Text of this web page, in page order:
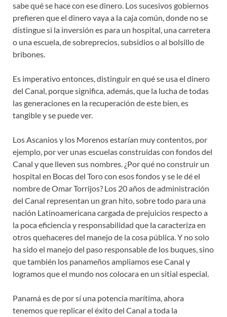
sabe qué se hace con ese dinero. Los sucesivos gobiernos
prefieren que el dinero vaya a la caja común, donde no se
distingue si la inversión es para un hospital, una carretera
o una escuela, de sobreprecios, subsidios o al bolsillo de
bribones.
Es imperativo entonces, distinguir en qué se usa el dinero
del Canal, porque significa, además, que la lucha de todas
las generaciones en la recuperación de este bien, es
tangible y se puede ver.
Los Ascanios y los Morenos estarían muy contentos, por
ejemplo, por ver unas escuelas construidas con fondos del
Canal y que lleven sus nombres. ¿Por qué no construir un
hospital en Bocas del Toro con esos fondos y se le dé el
nombre de Omar Torrijos? Los 20 años de administración
del Canal representan un gran hito, sobre todo para una
nación Latinoamericana cargada de prejuicios respecto a
la poca eficiencia y responsabilidad que la caracteriza en
otros quehaceres del manejo de la cosa pública. Y no solo
ha sido el manejo del paso responsable de los buques, sino
que también los panameños ampliamos ese Canal y
logramos que el mundo nos colocara en un sitial especial.
Panamá es de por sí una potencia marítima, ahora
tenemos que replicar el éxito del Canal a toda la